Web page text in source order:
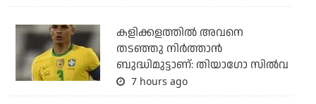
കളിക്കളത്തില്‍ അവനെ
തടഞ്ഞു നിര്‍ത്താന്‍
ബുദ്ധിമുട്ടാണ്: തിയാഗോ സില്‍വ
7 hours ago